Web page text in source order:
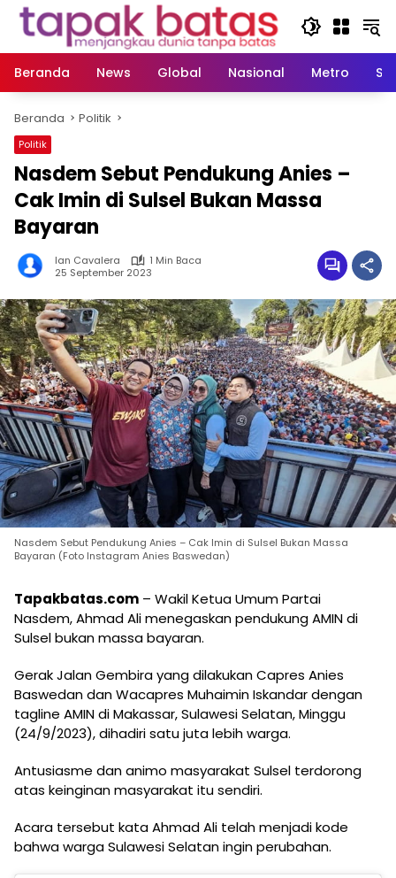
Langsung
Beranda
News Global Nasional Metro
Beranda Politik
Politik
Nasdem Sebut Pendukung Anies –
Cak Imin di Sulsel Bukan Massa
Bayaran
Ian Cavalera
1 Min Baca
25 September 2023
Nasdem Sebut Pendukung Anies – Cak Imin di Sulsel Bukan Massa
Bayaran (Foto Instagram Anies Baswedan)
Tapakbatas.com – Wakil Ketua Umum Partai
Nasdem, Ahmad Ali menegaskan pendukung AMIN di
Sulsel bukan massa bayaran.
Gerak Jalan Gembira yang dilakukan Capres Anies
Baswedan dan Wacapres Muhaimin Iskandar dengan
tagline AMIN di Makassar, Sulawesi Selatan, Minggu
(24/9/2023), dihadiri satu juta lebih warga.
Antusiasme dan animo masyarakat Sulsel terdorong
atas keinginan masyarakat itu sendiri.
Acara tersebut kata Ahmad Ali telah menjadi kode
bahwa warga Sulawesi Selatan ingin perubahan.